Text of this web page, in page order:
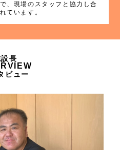
、現場のスタッフと協力し合
ています。
長
ビュー